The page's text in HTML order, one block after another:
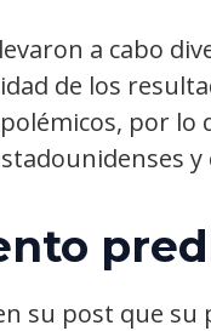
a cabo
de los
por
y
su post que